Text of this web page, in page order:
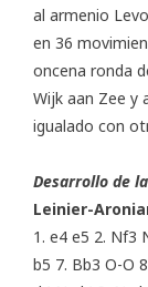
al armenio
en 36
oncena ronda
Wijk aan Zee y
igualado con
Desarrollo de
Leinier-
1. e4 e5 2. Nf3
b5 7. Bb3 O-O